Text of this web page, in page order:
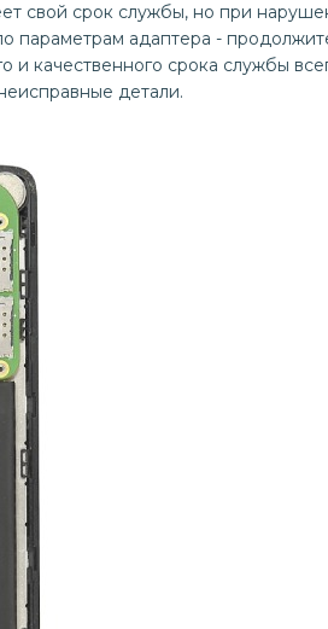
свой срок службы, но при
параметрам адаптера -
и качественного срока службы
детали.